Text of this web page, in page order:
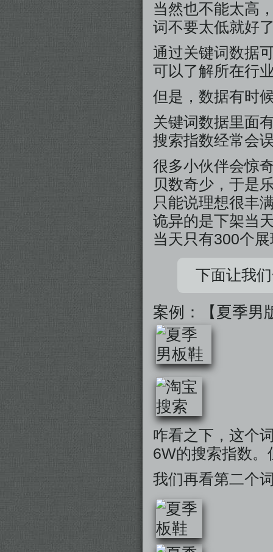
当然也不能太高
词不要太低就好
通过关键词数据
可以了解所在行
但是，数据有时
关键词数据里面
搜索指数经常会
很多小伙伴会惊
贝数奇少，于是
只能说理想很丰
诡异的是下架当
当天只有300个
下面让我
案例：【夏季男
咋看之下，这个
6W的搜索指数
我们再看第二个